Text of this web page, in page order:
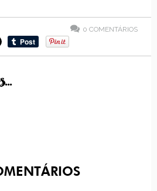
0 COMENTÁRIOS